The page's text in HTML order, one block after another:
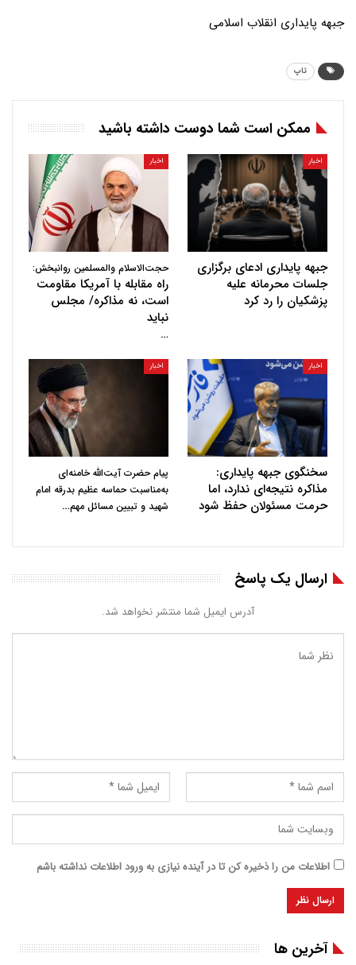
جبهه پایداری انقلاب اسلامی
تاپ
ممکن است شما دوست داشته باشید
اخبار
جبهه پایداری ادعای برگزاری
جلسات محرمانه علیه
پزشکیان را رد کرد
اخبار
حجت‌الاسلام والمسلمین روانبخش:
راه مقابله با آمریکا مقاومت
است، نه مذاکره/ مجلس
نباید
…
اخبار
سخنگوی جبهه پایداری:
مذاکره نتیجه‌ای ندارد، اما
حرمت مسئولان حفظ شود
اخبار
پیام حضرت آیت‌الله خامنه‌ای
به‌مناسبت حماسه عظیم بدرقه امام
شهید و تبیین مسائل مهم…
ارسال یک پاسخ
آدرس ایمیل شما منتشر نخواهد شد.
اطلاعات من را ذخیره کن تا در آینده نیازی به ورود اطلاعات نداشته باشم
آخرین ها